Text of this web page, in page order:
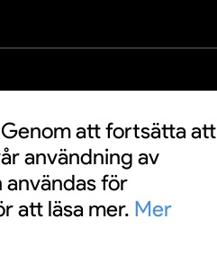
att fortsätta att
användning av
för
att läsa mer. Mer